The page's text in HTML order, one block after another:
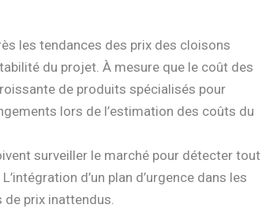
les tendances des prix des cloisons
du projet. À mesure que le coût des
de produits spécialisés pour
lors de l’estimation des coûts du
surveiller le marché pour détecter tout
d’un plan d’urgence dans les
prix inattendus.